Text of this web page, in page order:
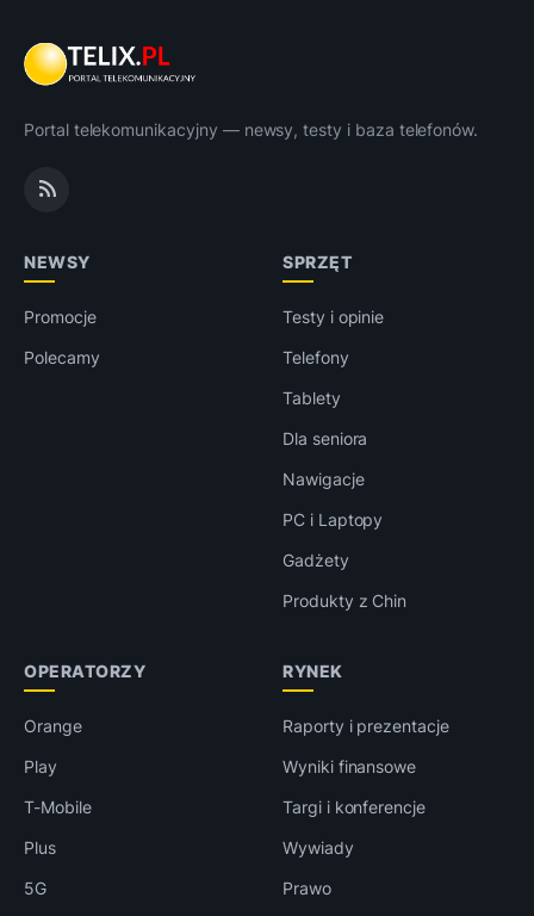
Portal telekomunikacyjny — newsy, testy i baza telefonów.
NEWSY
Promocje
Polecamy
SPRZĘT
Testy i opinie
Telefony
Tablety
Dla seniora
Nawigacje
PC i Laptopy
Gadżety
Produkty z Chin
OPERATORZY
Orange
Play
T-Mobile
Plus
5G
RYNEK
Raporty i prezentacje
Wyniki finansowe
Targi i konferencje
Wywiady
Prawo